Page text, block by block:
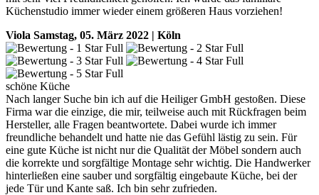
Küchenstudio immer wieder einem größeren Haus vorziehen!
Viola Samstag, 05. März 2022 | Köln
schöne Küche
Nach langer Suche bin ich auf die Heiliger GmbH gestoßen. Diese
Firma war die einzige, die mir, teilweise auch mit Rückfragen beim
Hersteller, alle Fragen beantwortete. Dabei wurde ich immer
freundliche behandelt und hatte nie das Gefühl lästig zu sein. Für
eine gute Küche ist nicht nur die Qualität der Möbel sondern auch
die korrekte und sorgfältige Montage sehr wichtig. Die Handwerker
hinterließen eine sauber und sorgfältig eingebaute Küche, bei der
jede Tür und Kante saß. Ich bin sehr zufrieden.